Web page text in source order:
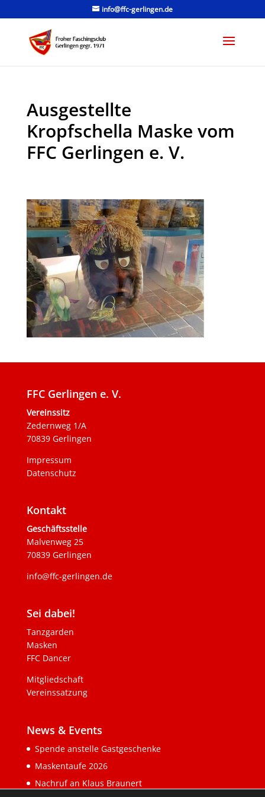
info@ffc-gerlingen.de
Ausgestellte
Kropfschella Maske vom
FFC Gerlingen e. V.
FFC Gerlingen e. V.
Vereinssitz
Zedernweg 1/A
70839 Gerlingen
Impressum
Datenschutz
Kontakt
Geschäftsstelle
Malvenweg 25
70839 Gerlingen
info@ffc-gerlingen.de
Sei dabei!
Tanzgarden
Masken
FFC Dancer
Mitgliedschaft
Vereinssatzung
News & Events
Spende anstelle Gastgeschenke
Maskentaufe 2026
Nachruf an Klaus Braunert